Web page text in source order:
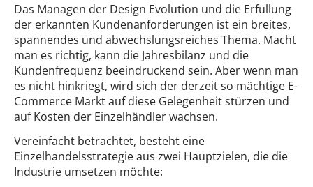
Das Managen der Design Evolution und die Erfüllung
der erkannten Kundenanforderungen ist ein breites,
spannendes und abwechslungsreiches Thema. Macht
man es richtig, kann die Jahresbilanz und die
Kundenfrequenz beeindruckend sein. Aber wenn man
es nicht hinkriegt, wird sich der derzeit so mächtige E-
Commerce Markt auf diese Gelegenheit stürzen und
auf Kosten der Einzelhändler wachsen.
Vereinfacht betrachtet, besteht eine
Einzelhandelsstrategie aus zwei Hauptzielen, die die
Industrie umsetzen möchte: